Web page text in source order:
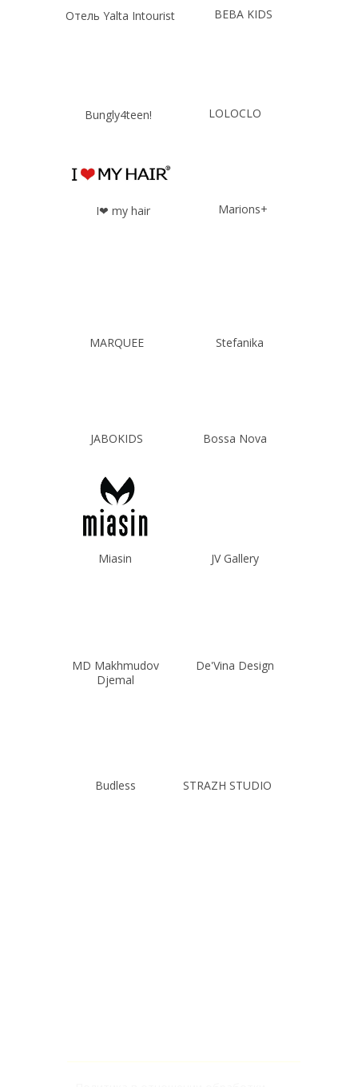
Отель Yalta Intourist
MD Makhmudov
Djemal
STRAZH STUDIO
BEBA KIDS
Bungly4teen! LOLOCLO
I❤ my hair Marions+
MARQUEE Stefanika
JABOKIDS Bossa Nova
Miasin JV Gallery
De'Vina Design
Budless